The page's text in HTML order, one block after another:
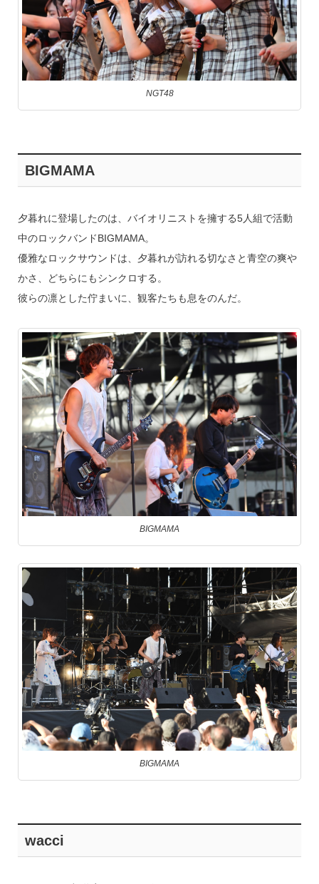
NGT48
BIGMAMA
夕暮れに登場したのは、バイオリニストを擁する5人組で活動
中のロックバンドBIGMAMA。
優雅なロックサウンドは、夕暮れが訪れる切なさと青空の爽や
かさ、どちらにもシンクロする。
彼らの凛とした佇まいに、観客たちも息をのんだ。
BIGMAMA
BIGMAMA
wacci